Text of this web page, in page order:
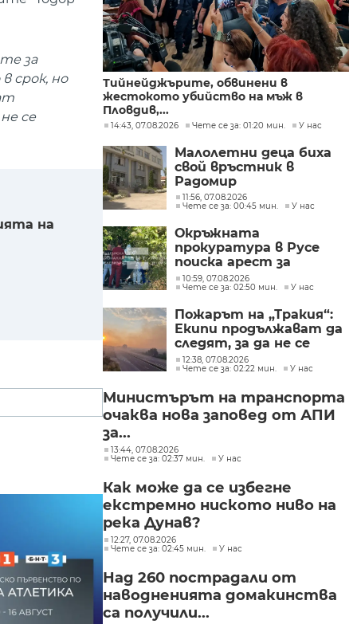
за
срок, но
се
на
Тийнейджърите, обвинени в
жестокото убийство на мъж в
Пловдив,...
14:43, 07.08.2026 Чете се за: 01:20 мин. У нас
Малолетни деца биха
свой връстник в
Радомир
11:56, 07.08.2026
Чете се за: 00:45 мин.
У нас
Окръжната
прокуратура в Русе
поиска арест за
петима от
участниците в
разбитата
лаборатория за
фентанил
10:59, 07.08.2026
Чете се за: 02:50 мин.
У нас
Пожарът на „Тракия“:
Екипи продължават да
следят, за да не се
разпространява
огънят
12:38, 07.08.2026
Чете се за: 02:22 мин.
У нас
Министърът на транспорта
очаква нова заповед от АПИ
за...
13:44, 07.08.2026
Чете се за: 02:37 мин.
У нас
Как може да се избегне
екстремно ниското ниво на
река Дунав?
12:27, 07.08.2026
Чете се за: 02:45 мин.
У нас
Над 260 пострадали от
наводненията домакинства
са получили...